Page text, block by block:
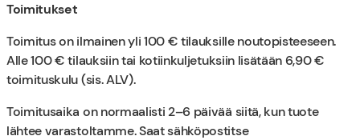
Toimitukset
Toimitus on ilmainen yli 100 € tilauksille noutopisteeseen.
Alle 100 € tilauksiin tai kotiinkuljetuksiin lisätään 6,90 €
toimituskulu (sis. ALV).
Toimitusaika on normaalisti 2–6 päivää siitä, kun tuote
lähtee varastoltamme. Saat sähköpostitse